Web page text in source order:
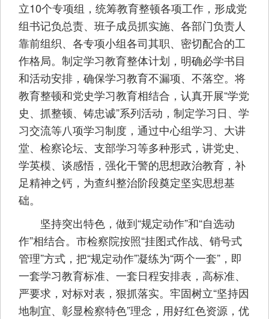
立10个专项组，统筹教育整顿各项工作，形成党
组书记负总责、班子成员抓实施、各部门负责人
靠前组织、各专项小组各司其职、密切配合的工
作格局。制定学习教育整体计划，明确必学书目
和活动安排，确保学习教育不漏项、不落空。将
教育整顿和党史学习教育相结合，认真开展“学党
史、抓整顿、铸忠诚”系列活动，制定学习日、学
习交流等八项学习制度，通过中心组学习、大讲
堂、检察论坛、支部学习等多种形式，讲党史、
学英模、谈感悟，强化干警的思想政治教育，补
足精神之钙，为查纠整治阶段奠定坚实思想基
础。
坚持突出特色，做到“规定动作”和“自选动
作”相结合。市检察院按照“挂图式作战、销号式
管理”方式，把“规定动作”凝练为“两个一套”，即
一套学习教育标准、一套日程安排表，高标准、
严要求，对标对表，狠抓落实。牢固树立“坚持因
地制宜、彰显检察特色”理念，用好红色资源，优